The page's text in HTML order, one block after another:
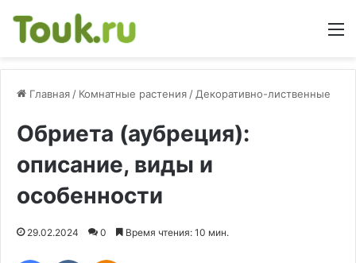
Главная / Комнатные растения / Декоративно-лиственные
Обриета (аубреция):
описание, виды и
особенности
29.02.2024 0 Время чтения: 10 мин.